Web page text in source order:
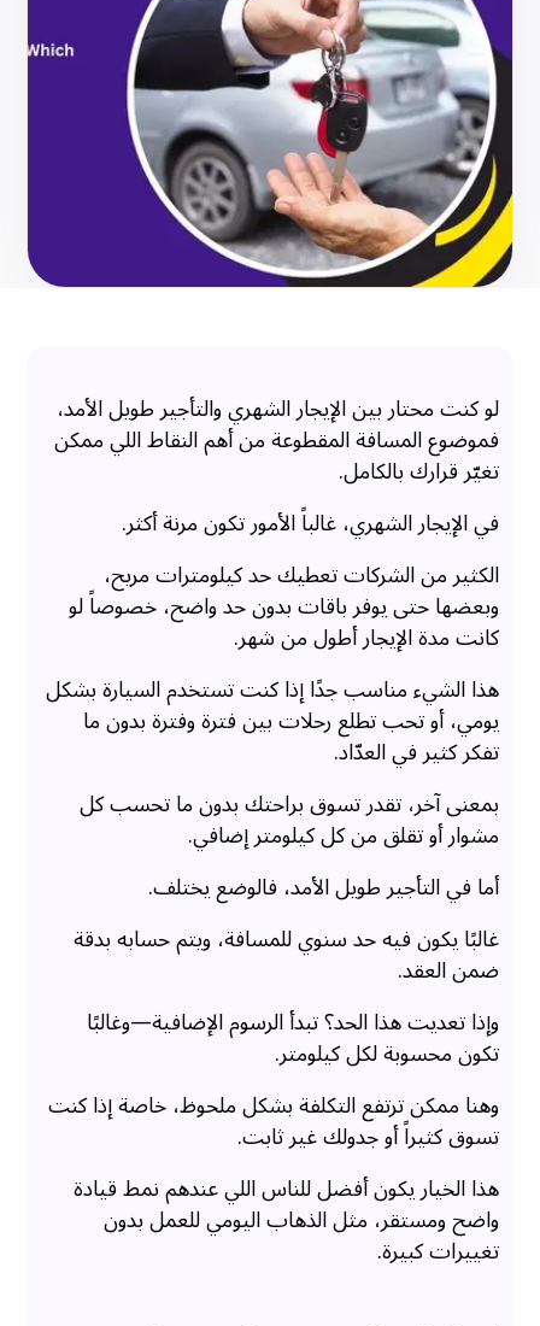
لو كنت محتار بين الإيجار الشهري والتأجير طويل الأمد،
فموضوع المسافة المقطوعة من أهم النقاط اللي ممكن
تغيّر قرارك بالكامل.
في الإيجار الشهري، غالباً الأمور تكون مرنة أكثر.
الكثير من الشركات تعطيك حد كيلومترات مريح،
وبعضها حتى يوفر باقات بدون حد واضح، خصوصاً لو
كانت مدة الإيجار أطول من شهر.
هذا الشيء مناسب جدًا إذا كنت تستخدم السيارة بشكل
يومي، أو تحب تطلع رحلات بين فترة وفترة بدون ما
تفكر كثير في العدّاد.
بمعنى آخر، تقدر تسوق براحتك بدون ما تحسب كل
مشوار أو تقلق من كل كيلومتر إضافي.
أما في التأجير طويل الأمد، فالوضع يختلف.
غالبًا يكون فيه حد سنوي للمسافة، ويتم حسابه بدقة
ضمن العقد.
وإذا تعديت هذا الحد؟ تبدأ الرسوم الإضافية—وغالبًا
تكون محسوبة لكل كيلومتر.
وهنا ممكن ترتفع التكلفة بشكل ملحوظ، خاصة إذا كنت
تسوق كثيراً أو جدولك غير ثابت.
هذا الخيار يكون أفضل للناس اللي عندهم نمط قيادة
واضح ومستقر، مثل الذهاب اليومي للعمل بدون
تغييرات كبيرة.